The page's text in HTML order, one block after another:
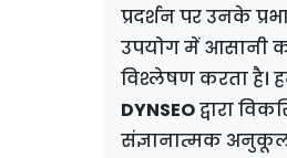
प्रदर्शन पर उनके
उपयोग में आसानी
विश्लेषण करता है।
DYNSEOद्वारा
संज्ञानात्मक